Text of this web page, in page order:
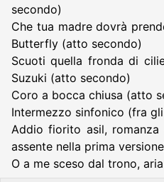
secondo)
Che tua madre dovrà
Butterfly (atto secondo)
Scuoti quella fronda di
Suzuki (atto secondo)
Coro a bocca chiusa (atto
Intermezzo sinfonico (fra
Addio fiorito asil,
assente nella prima
O a me sceso dal trono,